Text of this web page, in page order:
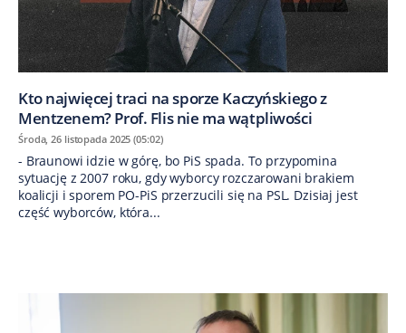
Kto najwięcej traci na sporze Kaczyńskiego z
Mentzenem? Prof. Flis nie ma wątpliwości
Środa, 26 listopada 2025 (05:02)
- Braunowi idzie w górę, bo PiS spada. To przypomina
sytuację z 2007 roku, gdy wyborcy rozczarowani brakiem
koalicji i sporem PO-PiS przerzucili się na PSL. Dzisiaj jest
część wyborców, która...